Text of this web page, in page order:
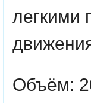
легкими
Объём: